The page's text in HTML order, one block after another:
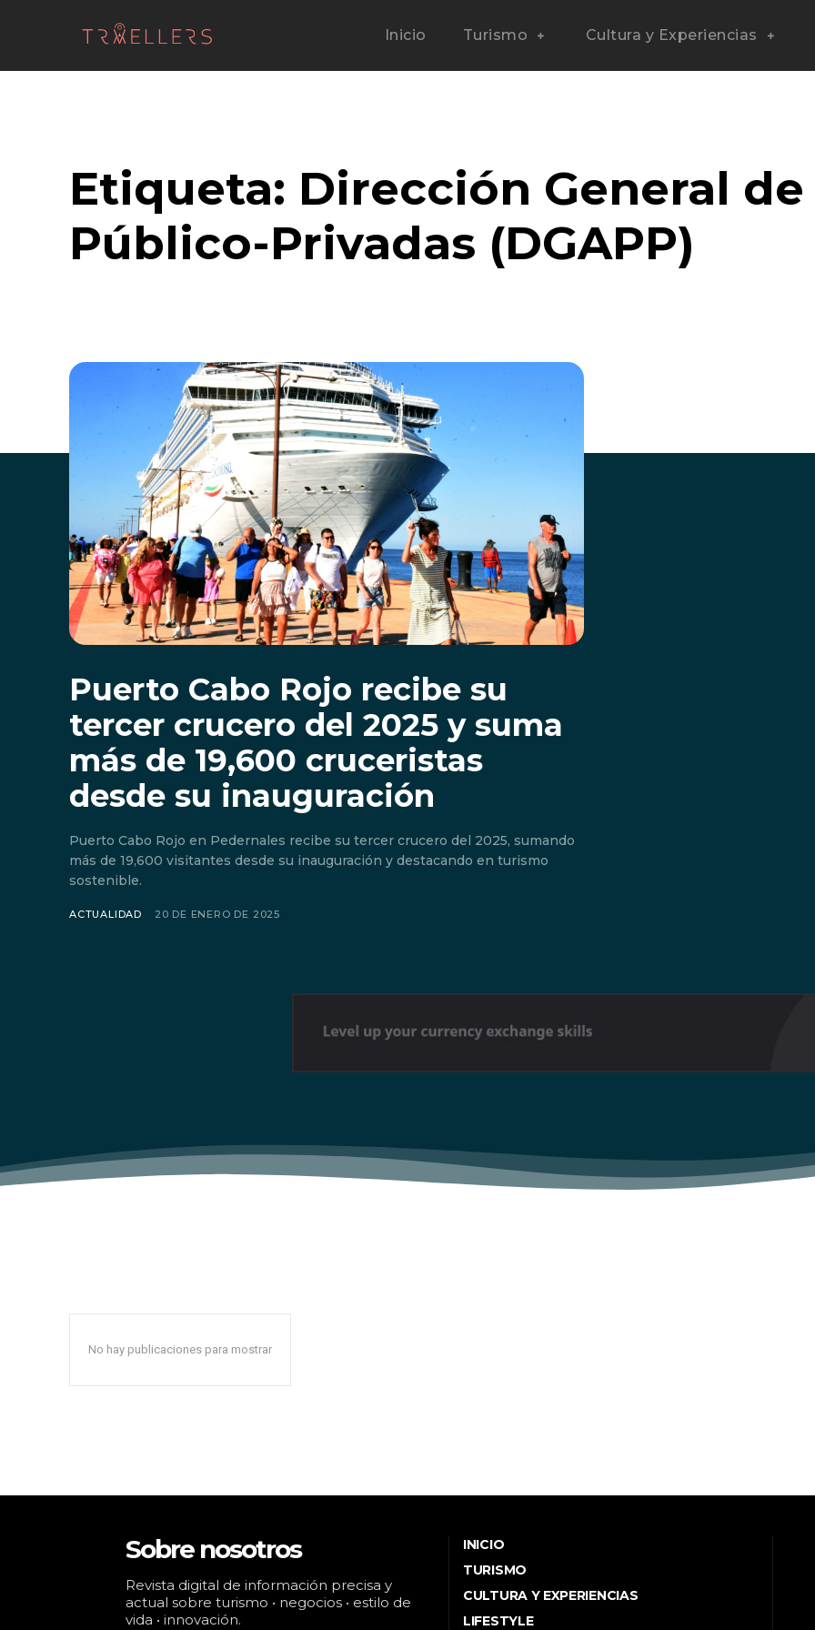
Don't miss out!
Inicio Turismo Cultura y Experiencias
Etiqueta: Dirección General
Público-Privadas (DGAPP)
Puerto Cabo Rojo recibe su
tercer crucero del 2025 y suma
más de 19,600 cruceristas
desde su inauguración
Puerto Cabo Rojo en Pedernales recibe su tercer crucero del 2025, sumando
más de 19,600 visitantes desde su inauguración y destacando en turismo
sostenible.
ACTUALIDAD 20 DE ENERO DE 2025
No hay publicaciones para mostrar
Sobre nosotros
Revista digital de información precisa y
actual sobre turismo • negocios • estilo de
vida • innovación.
INICIO
TURISMO
CULTURA Y EXPERIENCIAS
LIFESTYLE